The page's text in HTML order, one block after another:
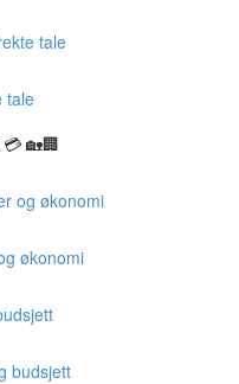
tale
tale
🏡🏢
og økonomi
økonomi
budsjett